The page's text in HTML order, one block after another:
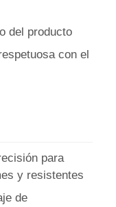
clips
del producto
con el
para
y resistentes
de